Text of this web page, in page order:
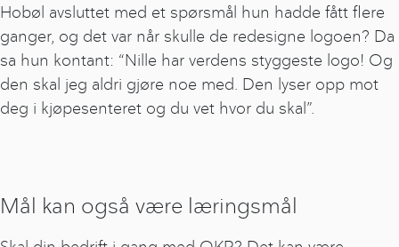
Hobøl avsluttet med et spørsmål hun hadde fått flere
ganger, og det var når skulle de redesigne logoen? Da
sa hun kontant: “Nille har verdens styggeste logo! Og
den skal jeg aldri gjøre noe med. Den lyser opp mot
deg i kjøpesenteret og du vet hvor du skal”.
Mål kan også være læringsmål